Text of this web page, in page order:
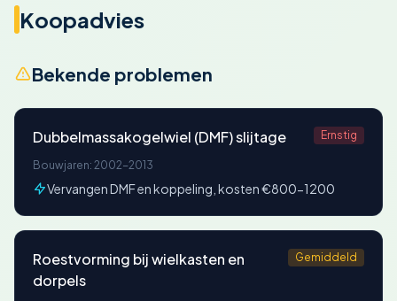
Koopadvies
Bekende problemen
Dubbelmassakogelwiel (DMF) slijtage Ernstig
Bouwjaren: 2002-2013
Vervangen DMF en koppeling, kosten €800-1200
Roestvorming bij wielkasten en
dorpels
Gemiddeld